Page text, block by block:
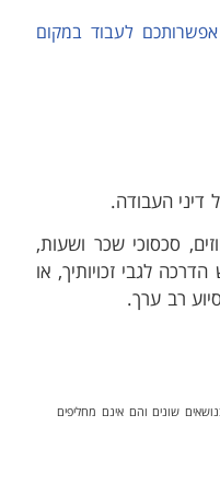
לעבוד במקום
דיני העבודה.
סכסוכי שכר ושעות,
לגבי זכויותיך, או
רב ערך.
שונים והם אינם מחליפים